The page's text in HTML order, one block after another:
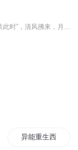
异能重生西门庆